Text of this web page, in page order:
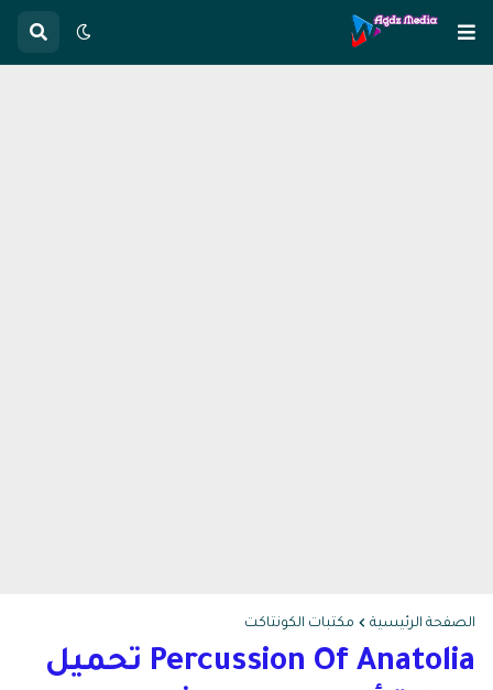
الصفحة الرئيسية مكتبات الكونتاكت
Percussion Of Anatolia تحميل